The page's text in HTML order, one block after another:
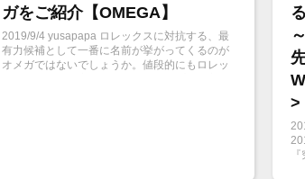
ガをご紹介【OMEGA】
2019/9/4 yusapapa ロレックスに対抗する、最
有力候補として一番に名前が挙がってくるのが
オメガではないでしょうか。値段的にもロレッ
>